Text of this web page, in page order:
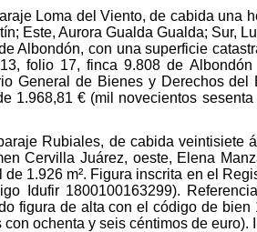
Loma del Viento, de cabida una
Este, Aurora Gualda Gualda; Sur,
Albondón, con una superficie
folio 17, finca 9.808 de Albondón
General de Bienes y Derechos
1.968,81 € (mil novecientos
Rubiales, de cabida veintisiete
Cervilla Juárez, oeste, Elena
1.926 m². Figura inscrita en el
Idufir 1800100163299).
figura de alta con el código de
ochenta y seis céntimos de euro).